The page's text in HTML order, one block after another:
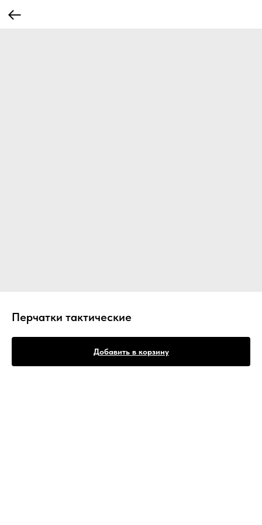
Перчатки тактические
Добавить в корзину